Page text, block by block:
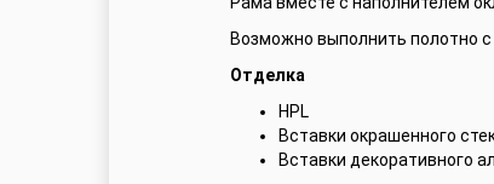
Возможно выполнить полотно
Отделка
HPL
Вставки окрашенного
Вставки декоративного